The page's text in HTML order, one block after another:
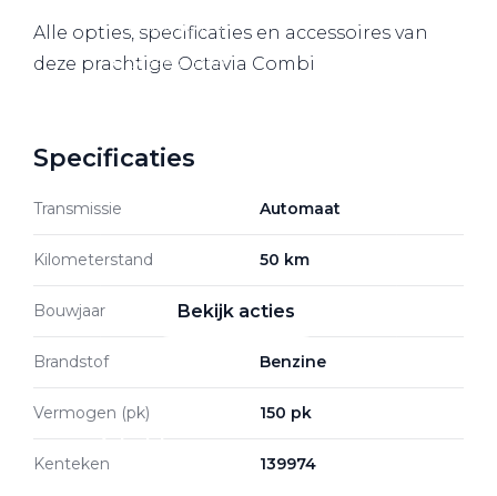
Lease acties
Lease a Bike
voordeel
Bekijk acties
Zakelijk
Alle opties, specificaties en accessoires van
deze prachtige Octavia Combi
Specificaties
Transmissie Automaat
Kilometerstand 50 km
Bouwjaar 2026
Brandstof Benzine
Vermogen (pk) 150 pk
Kenteken 139974